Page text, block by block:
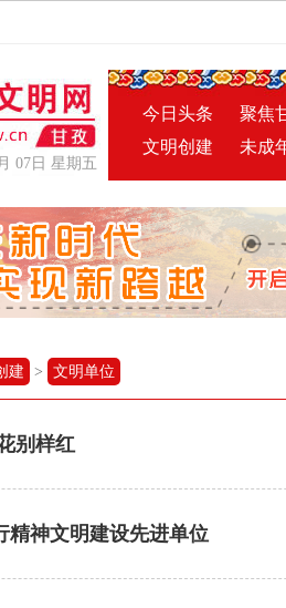
07日 星期五
今日头条
聚焦
文明创建
未成
建 > 文明单位
别样红
精神文明建设先进单位